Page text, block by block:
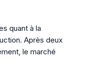
quant à la
Après deux
le marché